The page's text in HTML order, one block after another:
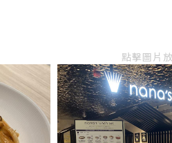
點擊圖片